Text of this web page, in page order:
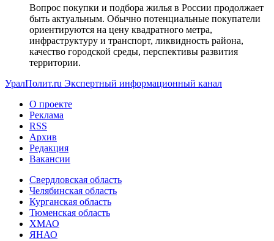
Вопрос покупки и подбора жилья в России продолжает
быть актуальным. Обычно потенциальные покупатели
ориентируются на цену квадратного метра,
инфраструктуру и транспорт, ликвидность района,
качество городской среды, перспективы развития
территории.
УралПолит.ru Экспертный информационный канал
О проекте
Реклама
RSS
Архив
Редакция
Вакансии
Свердловская область
Челябинская область
Курганская область
Тюменская область
ХМАО
ЯНАО